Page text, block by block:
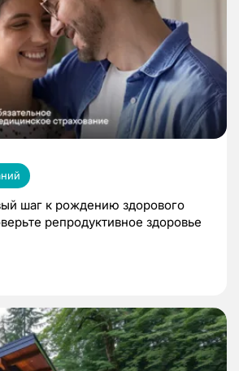
шаг к рождению здорового
репродуктивное здоровье